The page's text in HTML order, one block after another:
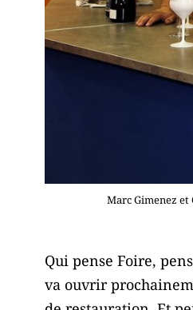
Marc Gimenez
Qui pense Foire,
va ouvrir